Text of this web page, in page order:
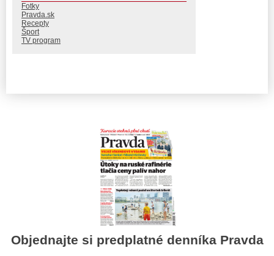
Fotky
Pravda.sk
Recepty
Šport
TV program
Objednajte si predplatné denníka Pravda